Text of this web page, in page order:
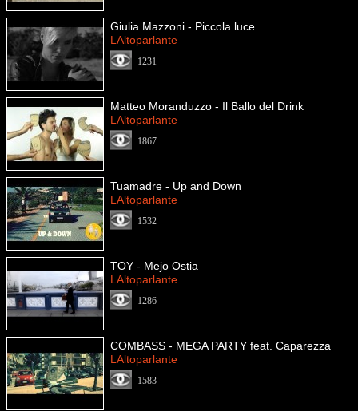
Giulia Mazzoni - Piccola luce
LAltoparlante
1231
Matteo Moranduzzo - Il Ballo del Drink
LAltoparlante
1867
Tuamadre - Up and Down
LAltoparlante
1532
TOY - Mejo Ostia
LAltoparlante
1286
COMBASS - MEGA PARTY feat. Caparezza
LAltoparlante
1583